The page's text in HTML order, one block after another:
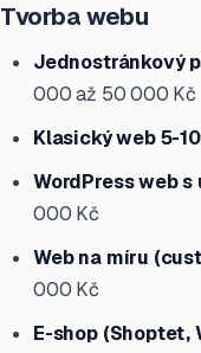
Tvorba webu
Jednostránkový
000 až 50 000 Kč
Klasický web 5-
WordPress web
000 Kč
Web na míru
000 Kč
E-shop (Shoptet,